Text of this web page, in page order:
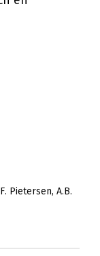
Pietersen A.B.